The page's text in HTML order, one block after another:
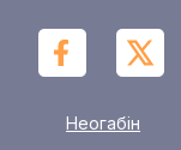
Неогабін